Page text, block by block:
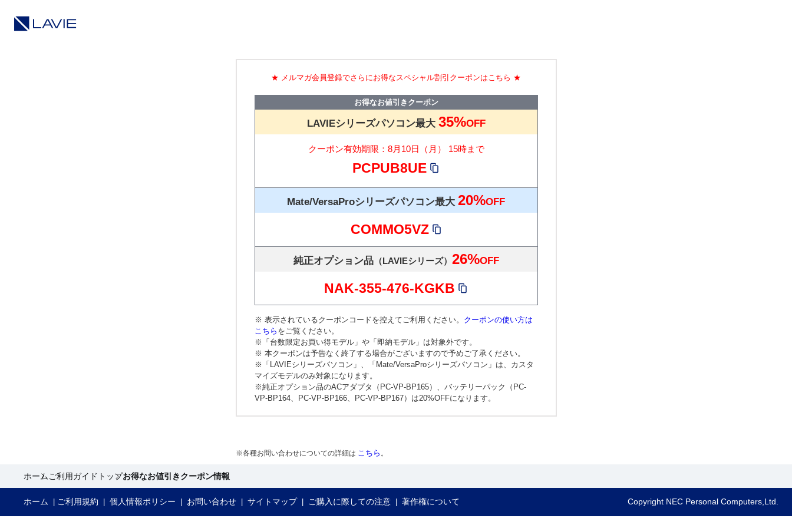
★ メルマガ会員登録でさらにお得なスペシャル割引クーポンはこちら ★
お得なお値引きクーポン
LAVIEシリーズパソコン最大 35%OFF
クーポン有効期限： 8月 10日 （月） 15時まで
PCPUB8UE
Mate/VersaProシリーズパソコン最大 20%OFF
COMMO5VZ
純正オプション品（LAVIEシリーズ） 26%OFF
NAK-355-476-KGKB
※ 表示されているクーポンコードを控えてご利用ください。 クーポンの使い方は
こちら をご覧ください。
※「台数限定お買い得モデル」や「即納モデル」は対象外です。
※ 本クーポンは予告なく終了する場合がございますので予めご了承ください。
※「LAVIEシリーズパソコン」、「Mate/VersaProシリーズパソコン」は、カスタ
マイズモデルのみ対象になります。
※純正オプション品のACアダプタ（PC-VP-BP165）、バッテリーパック（PC-
VP-BP164、PC-VP-BP166、PC-VP-BP167）は20%OFFになります。
※各種お問い合わせについての詳細は こちら 。
ホームご利用ガイドトップお得なお値引きクーポン情報
ホーム ご利用規約 個人情報ポリシー お問い合わせ サイトマップ ご購入に際しての注意 著作権について Copyright NEC Personal Computers,Ltd.